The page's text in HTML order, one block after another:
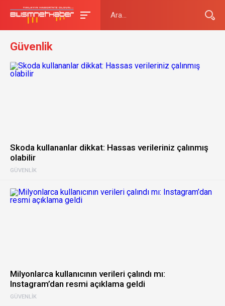
Güvenlik
GÜVENLIK
Skoda kullananlar dikkat: Hassas verileriniz çalınmış
olabilir
GÜVENLIK
Milyonlarca kullanıcının verileri çalındı mı:
Instagram’dan resmi açıklama geldi